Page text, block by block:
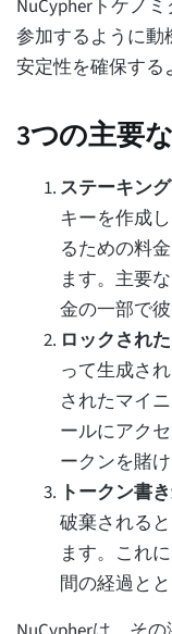
NuCypherトケノ
参加するように動
安定性を確保する
3つの主要
ステーキン
キーを作成
るための料
ます。主要
金の一部で
ロックされ
って生成さ
されたマイ
ールにアク
ークンを賭
トークン書
破棄される
ます。これ
間の経過と